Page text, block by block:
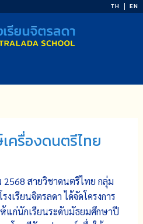
TH EN
ครื่องดนตรีไทย
สายวิชาดนตรีไทย กลุ่ม
งเรียนจิตรลดา ได้จัดโครงการ
แก่นักเรียนระดับมัธยมศึกษาปี